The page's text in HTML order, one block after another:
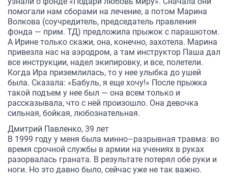
помогали нам сборами на лечение, а потом Марина
Волкова (соучредитель, председатель правления
фонда — прим. ТД) предложила прыжок с парашютом.
А Ирине только скажи, она, конечно, захотела. Марина
привезла нас на аэродром, а там инструктор Паша дал
все инструкции, надел экипировку, и все, полетели.
Когда Ира приземлилась, то у нее улыбка до ушей
была. Сказала: «Бабуль, я еще хочу!» После прыжка
такой подъем у нее был — она всем только и
рассказывала, что с ней произошло. Она девочка
сильная, бойкая, любознательная.
Дмитрий Павленко, 39 лет
В 1999 году у меня была минно–разрывная травма: во
время срочной службы в армии на учениях в руках
разорвалась граната. В результате потерял обе руки и
ноги. Но это давно было, сейчас уже не так важно.